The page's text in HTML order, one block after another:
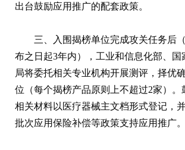
出台鼓励应用推广的配套政策。
三、入围揭榜单位完成攻关任务后
布之日起3年内），工业和信息化部、国
局将委托相关专业机构开展测评，择优
位（每个揭榜产品原则上不超过2家）。
相关材料以医疗器械主文档形式登记，
批次应用保险补偿等政策支持应用推广。